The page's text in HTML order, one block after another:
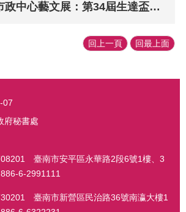
臺南市政府雙市政中心藝文展：第34屆生達盃兒童寫生作品聯展•臺南之美（民治市政中心發布）
回上一頁 回最上面
07
府秘書處
臺南市安平區永華路2段6號1樓、3
6-2991111
臺南市新營區民治路36號南瀛大樓1